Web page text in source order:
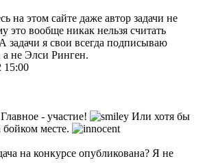
на этом сайте даже автор задачи не
это вообще никак нельзя считать
задачи я свои всегда подписываю
не Элси Ринген.
15:00
- участие!
Или хотя бы
месте.
на конкурсе опубликована? Я не